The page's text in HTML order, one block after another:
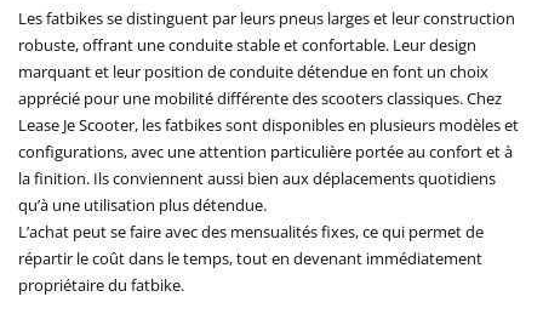
Les fatbikes se distinguent par leurs pneus larges et leur construction
robuste, offrant une conduite stable et confortable. Leur design
marquant et leur position de conduite détendue en font un choix
apprécié pour une mobilité différente des scooters classiques. Chez
Lease Je Scooter, les fatbikes sont disponibles en plusieurs modèles et
configurations, avec une attention particulière portée au confort et à
la finition. Ils conviennent aussi bien aux déplacements quotidiens
qu’à une utilisation plus détendue.
L’achat peut se faire avec des mensualités fixes, ce qui permet de
répartir le coût dans le temps, tout en devenant immédiatement
propriétaire du fatbike.